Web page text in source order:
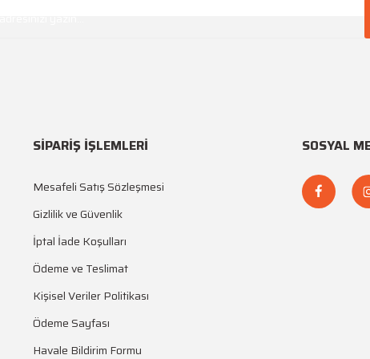
Gönder
SİPARİŞ İŞLEMLERİ
Mesafeli Satış Sözleşmesi
Gizlilik ve Güvenlik
İptal İade Koşulları
Ödeme ve Teslimat
Kişisel Veriler Politikası
Ödeme Sayfası
Havale Bildirim Formu
SOSYAL